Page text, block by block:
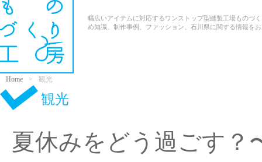
幅広いアイテムに対応するワンストップ型縫製工場ものづ
め知識、制作事例、ファッション、石川県に関する情報を
Home 観光
観光
夏休みをどう過ごす？